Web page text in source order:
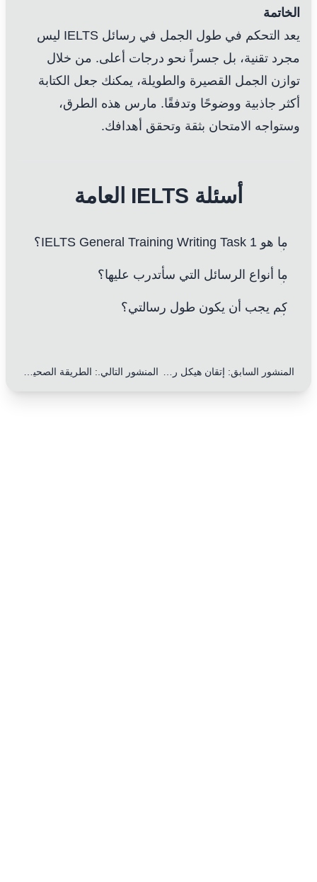
الخاتمة
يعد التحكم في طول الجمل في رسائل IELTS ليس
مجرد تقنية، بل جسراً نحو درجات أعلى. من خلال
توازن الجمل القصيرة والطويلة، يمكنك جعل الكتابة
أكثر جاذبية ووضوحًا وتدفقًا. مارس هذه الطرق،
وستواجه الامتحان بثقة وتحقق أهدافك.
أسئلة IELTS العامة
ما هو IELTS General Training Writing Task 1؟
ما أنواع الرسائل التي سأتدرب عليها؟
كم يجب أن يكون طول رسالتي؟
المنشور السابق: إتقان هيكل رسالة الشكوى في آيلتس: 7 أسرار كبرى لتحسين درجتك! المنشور التالي. : الطريقة الصحيحة لكتابة التواريخ والأوقات في رسائل IELTS: 10 نصائح رائعة لتحسين درجتك!